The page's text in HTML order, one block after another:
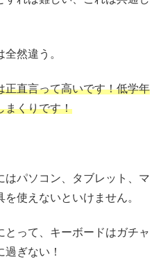
然違う。
正直言って高いです！低学年
まくりです！
はパソコン、タブレット、マ
使えないといけません。
って、キーボードはガチャ
ぎない！